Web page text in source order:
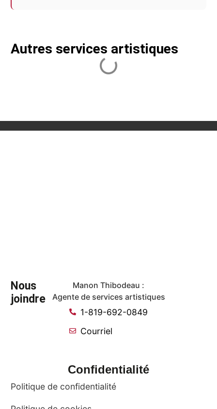
Autres services artistiques
Nous
joindre
Manon Thibodeau :
Agente de services artistiques
1-819-692-0849
Courriel
Confidentialité
Politique de confidentialité